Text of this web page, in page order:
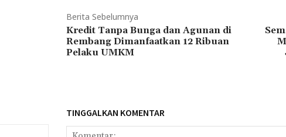
Berita Sebelumnya
Kredit Tanpa Bunga dan Agunan di
Rembang Dimanfaatkan 12 Ribuan
Pelaku UMKM
TINGGALKAN KOMENTAR